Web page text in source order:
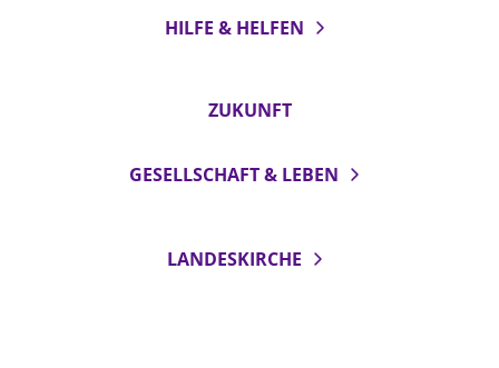
HILFE & HELFEN
ZUKUNFT
GESELLSCHAFT & LEBEN
LANDESKIRCHE